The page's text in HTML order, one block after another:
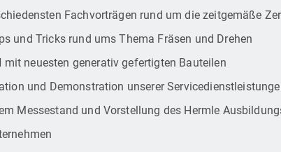
Fachvorträgen rund um die zeitgemäße
und Tricks rund ums Thema Fräsen und Drehen
neuesten generativ gefertigten Bauteilen
und Demonstration unserer
Messestand und Vorstellung des Hermle